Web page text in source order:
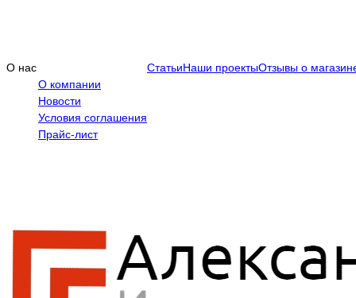
О нас
О компании
Новости
Условия соглашения
Прайс-лист
СтатьиНаши проектыОтзывы о